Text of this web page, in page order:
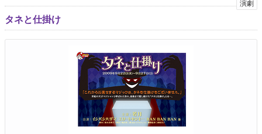
a
v
i
i
演劇
タネと仕掛け